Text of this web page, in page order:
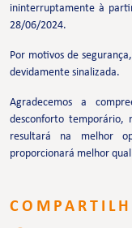
ininterruptamente à
28/06/2024.
Por motivos de
devidamente sinalizada.
Agradecemos a
desconforto temporário,
resultará na melhor
proporcionará melhor